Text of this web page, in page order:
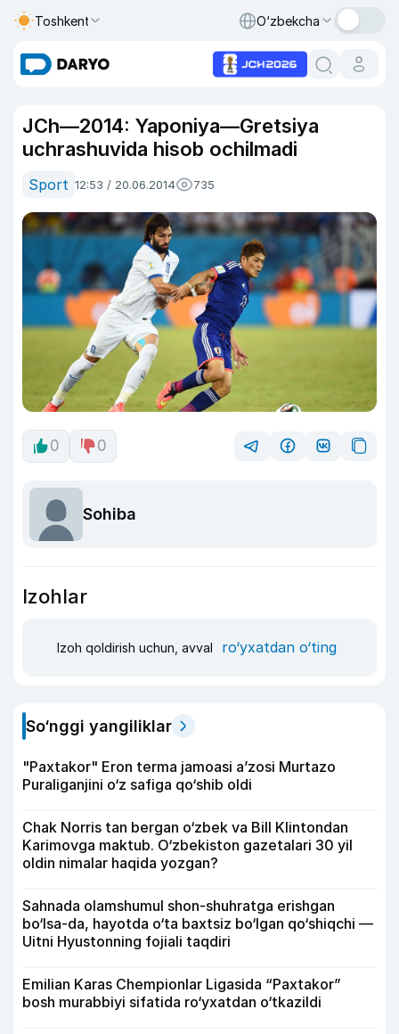
Toshkent O‘zbekcha
JCh—2014: Yaponiya—Gretsiya
uchrashuvida hisob ochilmadi
Sport 12:53 / 20.06.2014 735
0 0
Sohiba
Izohlar
Izoh qoldirish uchun, avval ro‘yxatdan o‘ting
So‘nggi yangiliklar
"Paxtakor" Eron terma jamoasi a’zosi Murtazo
Puraliganjini o‘z safiga qo‘shib oldi
Chak Norris tan bergan o‘zbek va Bill Klintondan
Karimovga maktub. O‘zbekiston gazetalari 30 yil
oldin nimalar haqida yozgan?
Sahnada olamshumul shon-shuhratga erishgan
bo‘lsa-da, hayotda o‘ta baxtsiz bo‘lgan qo‘shiqchi —
Uitni Hyustonning fojiali taqdiri
Emilian Karas Chempionlar Ligasida “Paxtakor”
bosh murabbiyi sifatida ro‘yxatdan o‘tkazildi